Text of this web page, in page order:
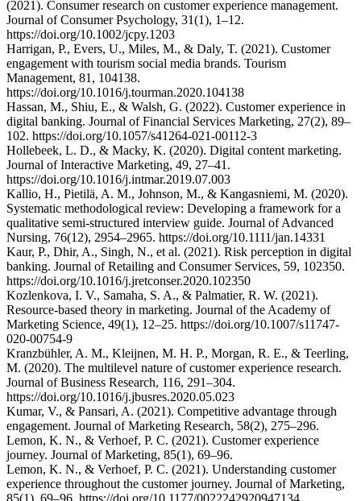
(2021). Consumer research on customer experience management.
Journal of Consumer Psychology, 31(1), 1–12.
https://doi.org/10.1002/jcpy.1203
Harrigan, P., Evers, U., Miles, M., & Daly, T. (2021). Customer
engagement with tourism social media brands. Tourism
Management, 81, 104138.
https://doi.org/10.1016/j.tourman.2020.104138
Hassan, M., Shiu, E., & Walsh, G. (2022). Customer experience in
digital banking. Journal of Financial Services Marketing, 27(2), 89–
102. https://doi.org/10.1057/s41264-021-00112-3
Hollebeek, L. D., & Macky, K. (2020). Digital content marketing.
Journal of Interactive Marketing, 49, 27–41.
https://doi.org/10.1016/j.intmar.2019.07.003
Kallio, H., Pietilä, A. M., Johnson, M., & Kangasniemi, M. (2020).
Systematic methodological review: Developing a framework for a
qualitative semi-structured interview guide. Journal of Advanced
Nursing, 76(12), 2954–2965. https://doi.org/10.1111/jan.14331
Kaur, P., Dhir, A., Singh, N., et al. (2021). Risk perception in digital
banking. Journal of Retailing and Consumer Services, 59, 102350.
https://doi.org/10.1016/j.jretconser.2020.102350
Kozlenkova, I. V., Samaha, S. A., & Palmatier, R. W. (2021).
Resource-based theory in marketing. Journal of the Academy of
Marketing Science, 49(1), 12–25. https://doi.org/10.1007/s11747-
020-00754-9
Kranzbühler, A. M., Kleijnen, M. H. P., Morgan, R. E., & Teerling,
M. (2020). The multilevel nature of customer experience research.
Journal of Business Research, 116, 291–304.
https://doi.org/10.1016/j.jbusres.2020.05.023
Kumar, V., & Pansari, A. (2021). Competitive advantage through
engagement. Journal of Marketing Research, 58(2), 275–296.
Lemon, K. N., & Verhoef, P. C. (2021). Customer experience
journey. Journal of Marketing, 85(1), 69–96.
Lemon, K. N., & Verhoef, P. C. (2021). Understanding customer
experience throughout the customer journey. Journal of Marketing,